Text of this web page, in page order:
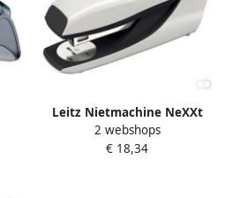
Leitz Nietmachine NeXXt
5502 30vel 24 6 grijs
2 webshops
€ 18,34